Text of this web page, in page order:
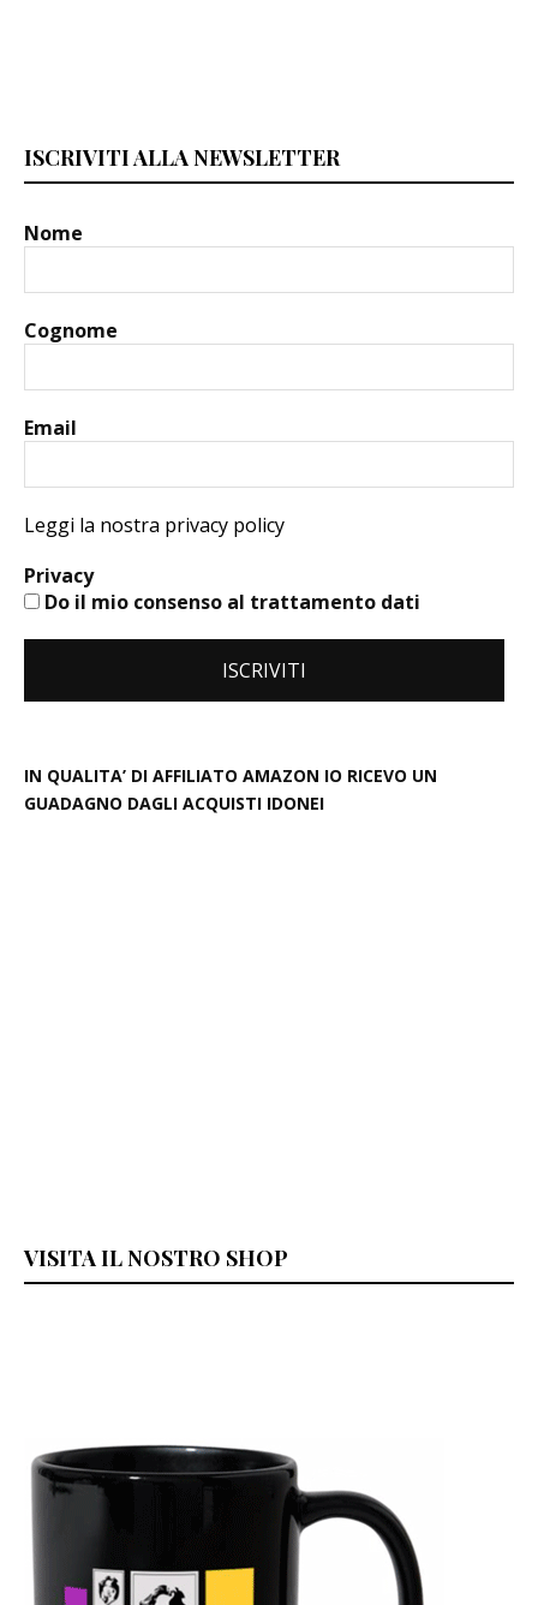
ISCRIVITI ALLA NEWSLETTER
Nome
Cognome
Email
Leggi la nostra privacy policy
Privacy
Do il mio consenso al trattamento dati
IN QUALITA’ DI AFFILIATO AMAZON IO RICEVO UN
GUADAGNO DAGLI ACQUISTI IDONEI
VISITA IL NOSTRO SHOP